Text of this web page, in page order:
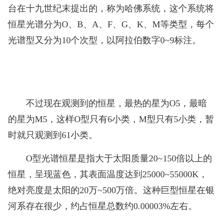
台在十九世纪末提出的，称为哈佛系统，这个系统将
恒星光谱分为O、B、A、F、G、K、M等类型，每个
光谱型又分为10个次型，以阿拉伯数字0~9标注。
不过现在观测到的恒星，最热的星为O5，最暗
的星为M5，这样O型只有6小类，M型只有5小类，暂
时就只观测到61小类。
O型光谱恒星是指大于太阳质量20~150倍以上的
恒星，呈现蓝色，其表面温度达到25000~55000K，
绝对亮度是太阳的20万~500万倍。这种巨型恒星在银
河系存在很少，约占恒星总数约0.00003%左右。